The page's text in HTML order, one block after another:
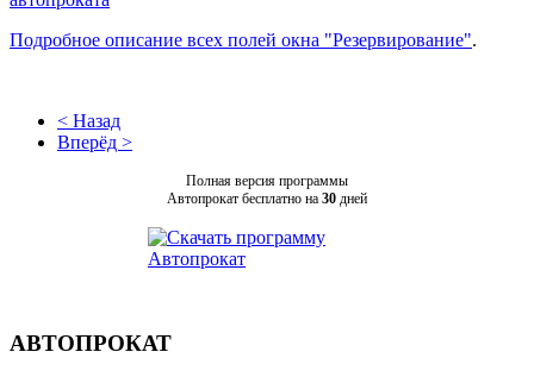
Подробное описание всех полей окна "Резервирование".
< Назад
Вперёд >
Полная версия программы
Автопрокат бесплатно на 30 дней
АВТОПРОКАТ